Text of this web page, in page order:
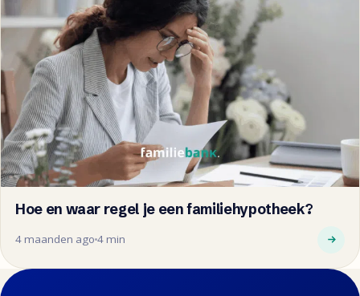
Hoe en waar regel je een familiehypotheek?
4 maanden ago 4 min